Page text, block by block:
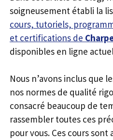
soigneusement établi la
cours, tutoriels,
et certifications de
disponibles en ligne
Nous n’avons inclus que
nos normes de qualité
consacré beaucoup de
rassembler toutes ces
pour vous. Ces cours sont